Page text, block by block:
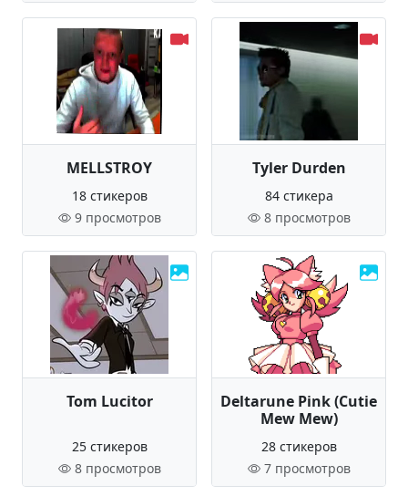
MELLSTROY
18 стикеров
9 просмотров
Tyler Durden
84 стикера
8 просмотров
Tom Lucitor
25 стикеров
8 просмотров
Deltarune Pink (Cutie
Mew Mew)
28 стикеров
7 просмотров